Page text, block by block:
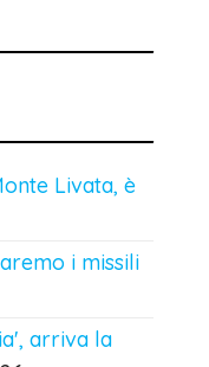
Livata, è
i missili
arriva la